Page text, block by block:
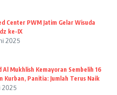
Center PWM Jatim Gelar Wisuda
ke-IX
2025
Al Mukhlish Kemayoran Sembelih 16
Kurban, Panitia: Jumlah Terus Naik
2025